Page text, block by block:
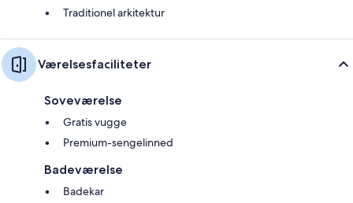
Traditionel arkitektur
Værelsesfaciliteter
Soveværelse
Gratis vugge
Premium-sengelinned
Badeværelse
Badekar